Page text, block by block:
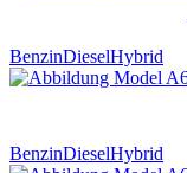
BenzinDieselHybrid
BenzinDieselHybrid